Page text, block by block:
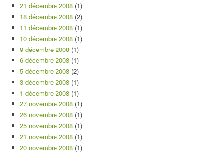
21 décembre 2008 (1)
18 décembre 2008 (2)
11 décembre 2008 (1)
10 décembre 2008 (1)
9 décembre 2008 (1)
6 décembre 2008 (1)
5 décembre 2008 (2)
3 décembre 2008 (1)
1 décembre 2008 (1)
27 novembre 2008 (1)
26 novembre 2008 (1)
25 novembre 2008 (1)
21 novembre 2008 (1)
20 novembre 2008 (1)